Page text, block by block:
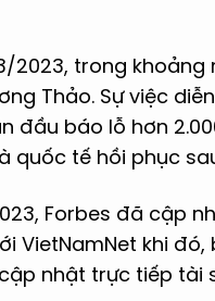
2023, trong
Thảo. Sự việc
đầu báo lỗ hơn
quốc tế hồi phục
Forbes đã cập
VietNamNet khi
nhật trực tiếp tài